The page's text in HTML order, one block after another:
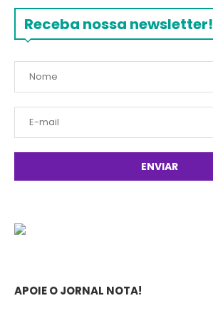
Receba nossa newsletter!
APOIE O JORNAL NOTA!